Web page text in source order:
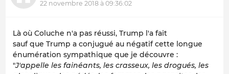
22 novembre 2018 à 09:36:02
Là où Coluche n'a pas réussi, Trump l'a fait
sauf que Trump a conjugué au négatif cette longue
énumération sympathique que je découvre :
"J'appelle les fainéants, les crasseux, les drogués, les